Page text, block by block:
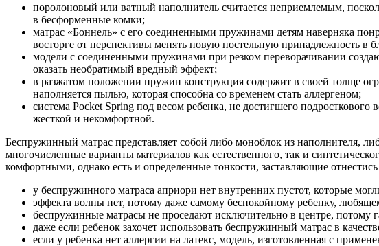
поролоновый или ватный наполнитель считается неприемлемым,
в бесформенные комки;
матрас «Боннель» с его соединенными пружинами детям наверняка
восторге от перспективы менять новую постельную принадлежность в
модели с соединенными пружинами при резком переворачивании
оказать необратимый вредный эффект;
в разжатом положении пружин конструкция содержит в своей толще
наполняется пылью, которая способна со временем стать аллергеном;
система Pocket Spring под весом ребенка, не достигшего
жесткой и некомфортной.
Беспружинный матрас представляет собой либо моноблок из наполнителя,
многочисленные варианты материалов как естественного, так и
комфортными, однако есть и определенные тонкости, заставляющие
у беспружинного матраса априори нет внутренних пустот, которые
эффекта волны нет, потому даже самому беспокойному ребенку,
беспружинные матрасы не проседают исключительно в центре, потому
даже если ребенок захочет использовать беспружинный матрас в
если у ребенка нет аллергии на латекс, модель, изготовленная с